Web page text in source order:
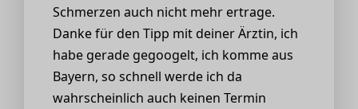
Schmerzen auch nicht mehr ertrage.
Danke für den Tipp mit deiner Ärztin, ich
habe gerade gegoogelt, ich komme aus
Bayern, so schnell werde ich da
wahrscheinlich auch keinen Termin